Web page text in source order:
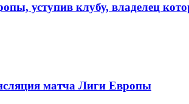
уступив клубу, владелец
матча Лиги Европы